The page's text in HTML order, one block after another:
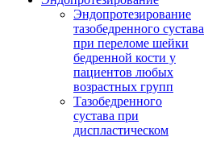
Эндопротезирование
тазобедренного сустава
при переломе шейки
бедренной кости у
пациентов любых
возрастных групп
Тазобедренного
сустава при
диспластическом